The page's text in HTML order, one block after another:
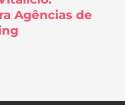
Agências de